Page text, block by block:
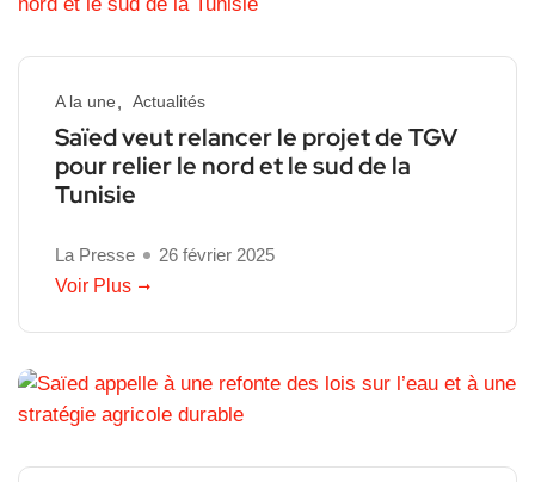
A la une Actualités
Saïed veut relancer le projet de TGV
pour relier le nord et le sud de la
Tunisie
La Presse
26 février 2025
Voir Plus